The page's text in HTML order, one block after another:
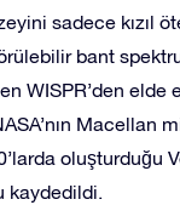
sadece kızıl
bant
WISPR’den elde
Macellan
oluşturduğu
kaydedildi.